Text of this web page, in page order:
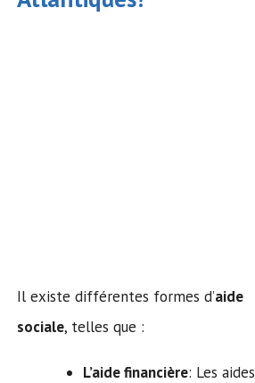
Il existe différentes formes d’aide
sociale, telles que :
L’aide financière: Les aides